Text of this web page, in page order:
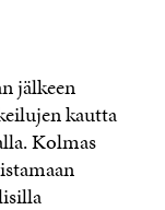
jälkeen
kautta
Kolmas